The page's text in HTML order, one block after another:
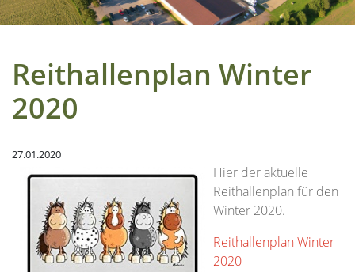
Reithallenplan Winter
2020
27.01.2020
Hier der aktuelle
Reithallenplan für den
Winter 2020.
Reithallenplan Winter
2020